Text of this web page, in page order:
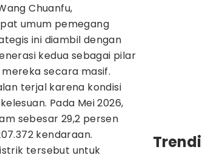
Chuanfu,
umum pemegang
ini diambil dengan
kedua sebagai pilar
secara masif.
terjal karena kondisi
Pada Mei 2026,
sebesar 29,2 persen
kendaraan.
tersebut untuk